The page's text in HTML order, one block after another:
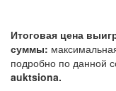
Итоговая цена
суммы:
подробно по данной
auktsiona.